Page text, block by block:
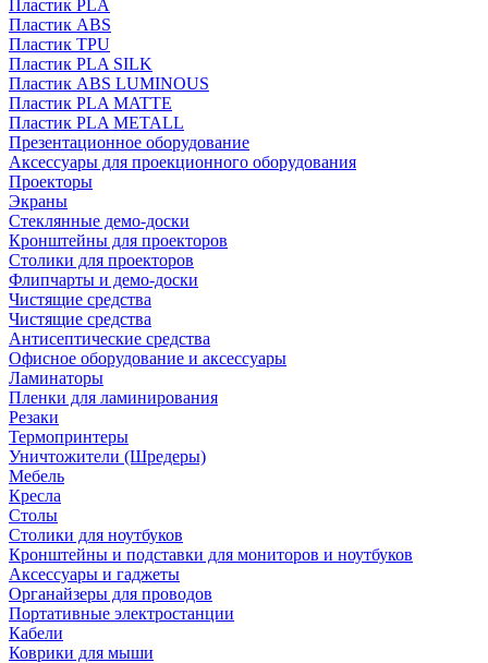
Пластик PLA
Пластик ABS
Пластик TPU
Пластик PLA SILK
Пластик ABS LUMINOUS
Пластик PLA MATTE
Пластик PLA METALL
Презентационное оборудование
Аксессуары для проекционного оборудования
Проекторы
Экраны
Стеклянные демо-доски
Кронштейны для проекторов
Столики для проекторов
Флипчарты и демо-доски
Чистящие средства
Чистящие средства
Антисептические средства
Офисное оборудование и аксессуары
Ламинаторы
Пленки для ламинирования
Резаки
Термопринтеры
Уничтожители (Шредеры)
Мебель
Кресла
Столы
Столики для ноутбуков
Кронштейны и подставки для мониторов и ноутбуков
Аксессуары и гаджеты
Органайзеры для проводов
Портативные электростанции
Кабели
Коврики для мыши